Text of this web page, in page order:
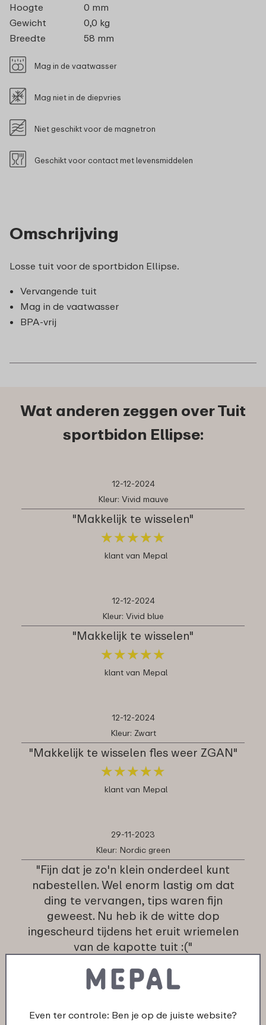
Omschrijving
Losse tuit voor de sportbidon Ellipse.
Vervangende tuit
Mag in de vaatwasser
BPA-vrij
Hoogte
0 mm
Gewicht
0,0 kg
Breedte
58 mm
Mag in de vaatwasser
Mag niet in de diepvries
Niet geschikt voor de magnetron
Geschikt voor contact met levensmiddelen
Wat anderen zeggen over Tuit
sportbidon Ellipse:
12-12-2024
Kleur: Vivid mauve
"Makkelijk te wisselen"
★★★★★
★★★★★
klant van Mepal
12-12-2024
Kleur: Vivid blue
"Makkelijk te wisselen"
★★★★★
★★★★★
klant van Mepal
12-12-2024
Kleur: Zwart
"Makkelijk te wisselen fles weer ZGAN"
★★★★★
★★★★★
klant van Mepal
29-11-2023
Kleur: Nordic green
"Fijn dat je zo'n klein onderdeel kunt
nabestellen. Wel enorm lastig om dat
ding te vervangen, tips waren fijn
geweest. Nu heb ik de witte dop
ingescheurd tijdens het eruit wriemelen
van de kapotte tuit :("
★★ ★★ ★
★★ ★★ ★
klant van Mepal
Even ter controle: Ben je op de juiste website?